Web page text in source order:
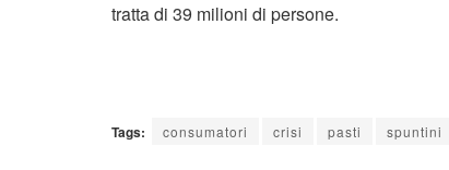
tratta di 39 milioni di persone.
Tags: consumatori crisi pasti spuntini